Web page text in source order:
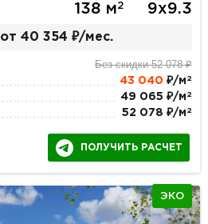
138 м2 9х9.3
от 40 354 ₽/мес.
Без скидки 52 078 ₽
43 040 ₽/м 2
49 065 ₽/м 2
52 078 ₽/м 2
ПОЛУЧИТЬ РАСЧЕТ
ЭКО